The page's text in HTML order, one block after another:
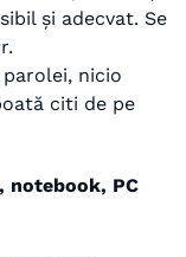
și adecvat. Se
nicio
citi de pe
notebook, PC